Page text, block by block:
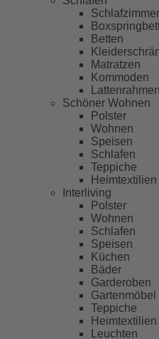
Schlafzimmer
Betten
Matratzen
Kommoden
Lattenrahmen
Schöner Wohnen
Polster
Wohnen
Speisen
Schlafen
Teppiche
Heimtextilien
Interliving
Polster
Wohnen
Schlafen
Speisen
Küchen
Bäder
Garderoben
Gartenmöbel
Teppiche
Heimtextilien
Leuchten